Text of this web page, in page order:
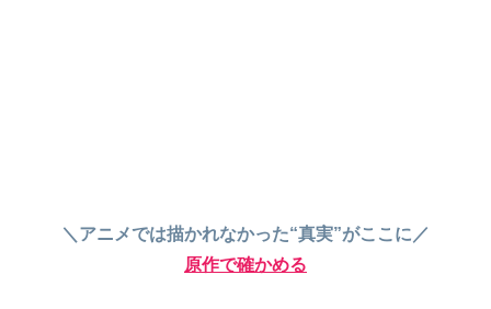
＼アニメでは描かれなかった“真実”がここに／
原作で確かめる